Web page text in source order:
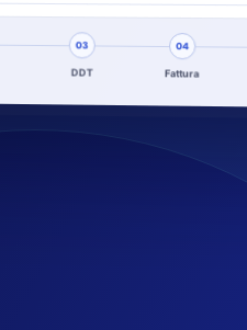
03
DDT
04
Fattura